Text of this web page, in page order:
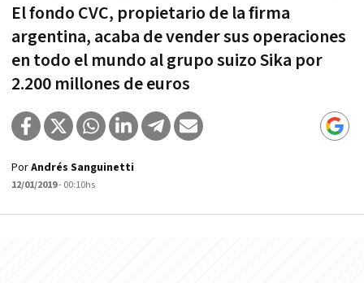
El fondo CVC, propietario de la firma
argentina, acaba de vender sus operaciones
en todo el mundo al grupo suizo Sika por
2.200 millones de euros
PorAndrés Sanguinetti
12/01/2019- 00:10hs